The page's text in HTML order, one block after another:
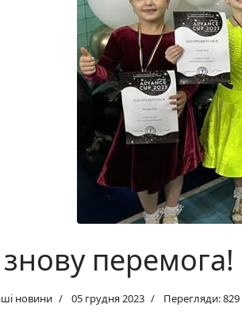
знову перемога!
новини 05 грудня 2023 Перегляди: 829